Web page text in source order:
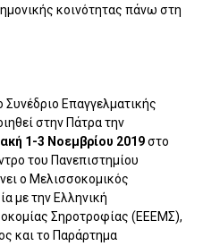
κοινότητας πάνω στη
Συνέδριο Επαγγελματικής
στην Πάτρα την
1-3 Νοεμβρίου 2019στο
του Πανεπιστημίου
ο Μελισσοκομικός
με την Ελληνική
Σηροτροφίας (ΕΕΕΜΣ),
και το Παράρτημα